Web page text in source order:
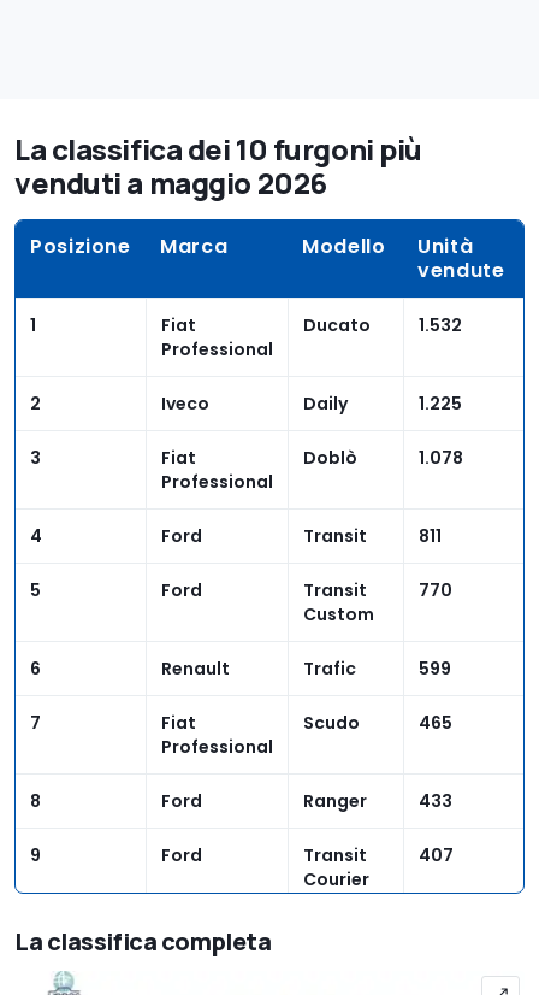
La classifica dei 10 furgoni più
venduti a maggio 2026
Posizione Marca Modello
Unità
vendute
1
Fiat
Professional
Ducato 1.532
2 Iveco Daily 1.225
3
Fiat
Professional
Doblò 1.078
4 Ford Transit 811
5 Ford
Transit
Custom
770
6 Renault Trafic 599
7
Fiat
Professional
Scudo 465
8 Ford Ranger 433
9 Ford
Transit
Courier
407
10 Fiat
La classifica completa